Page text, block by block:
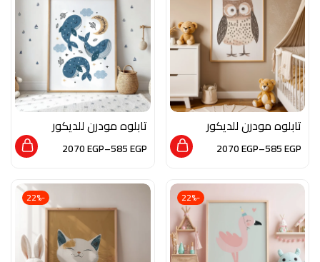
تابلوه مودرن للديكور
من الخشب الطبيعي و
الزجاج بلمسه من الفن
585EGP
–
2070EGP
تابلوه مودرن للديكور
من الخشب الطبيعي و
الزجاج بلمسه من الفن
585EGP
–
2070EGP
-22%
-22%